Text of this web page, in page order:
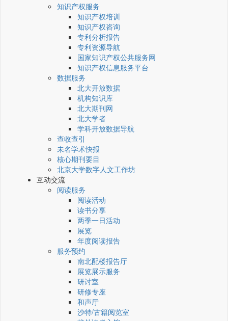
知识产权服务
知识产权培训
知识产权咨询
专利分析报告
专利资源导航
国家知识产权公共服务网
知识产权信息服务平台
数据服务
北大开放数据
机构知识库
北大期刊网
北大学者
学科开放数据导航
查收查引
未名学术快报
核心期刊要目
北京大学数字人文工作坊
互动交流
阅读服务
阅读活动
读书分享
两季一日活动
展览
年度阅读报告
服务预约
南北配楼报告厅
展览展示服务
研讨室
研修专座
和声厅
沙特/古籍阅览室